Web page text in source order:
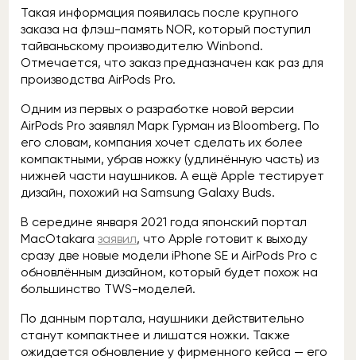
Такая информация появилась после крупного
заказа на флэш-память NOR, который поступил
тайваньскому производителю Winbond.
Отмечается, что заказ предназначен как раз для
производства AirPods Pro.
Одним из первых о разработке новой версии
AirPods Pro заявлял Марк Гурман из Bloomberg. По
его словам, компания хочет сделать их более
компактными, убрав ножку (удлинённую часть) из
нижней части наушников. А ещё Apple тестирует
дизайн, похожий на Samsung Galaxy Buds.
В середине января 2021 года японский портал
MacOtakara заявил, что Apple готовит к выходу
сразу две новые модели iPhone SE и AirPods Pro с
обновлённым дизайном, который будет похож на
большинство TWS-моделей.
По данным портала, наушники действительно
станут компактнее и лишатся ножки. Также
ожидается обновление у фирменного кейса — его